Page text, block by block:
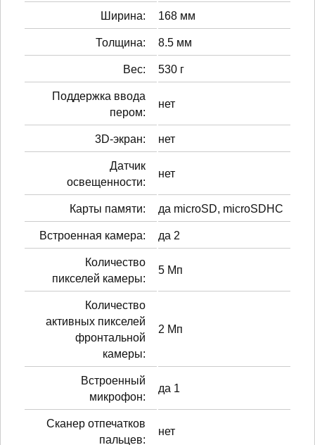
Ширина: 168 мм
Толщина: 8.5 мм
Вес: 530 г
Поддержка ввода
пером:
нет
3D-экран: нет
Датчик
освещенности:
нет
Карты памяти: да microSD, microSDHC
Встроенная камера: да 2
Количество
пикселей камеры:
5 Мп
Количество
активных пикселей
фронтальной
камеры:
2 Мп
Встроенный
микрофон:
да 1
Сканер отпечатков
пальцев:
нет